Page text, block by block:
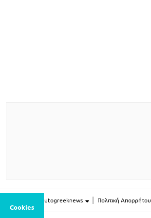
Περισσότερο autogreeknews Πολιτική Απορρήτου
Cookies